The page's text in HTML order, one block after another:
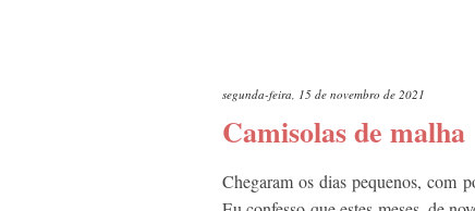
segunda-feira, 15 de novembro de 2021
Camisolas de malha
Chegaram os dias pequenos, com